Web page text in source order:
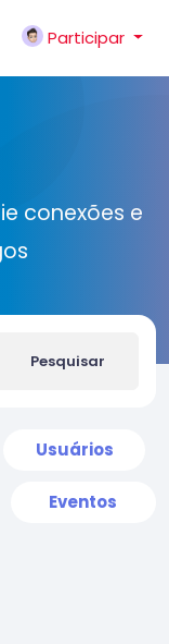
Participar
conexões e
Pesquisar
Usuários
Eventos